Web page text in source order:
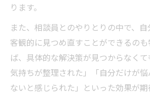
ります。
また、相談員とのやりとりの中で、
客観的に見つめ直すことができるの
ば、具体的な解決策が見つからなく
気持ちが整理された」「自分だけが
ないと感じられた」といった効果が期